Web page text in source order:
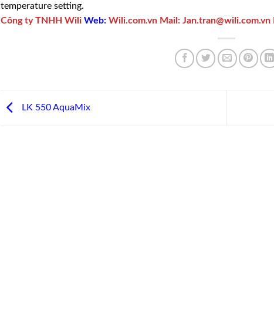
temperature setting.
Công ty TNHH Wili Web: Wili.com.vn Mail:Jan.tran@wili.com.vn
LK 550 AquaMix